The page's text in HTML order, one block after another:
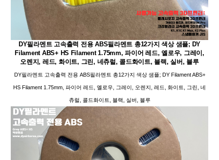
DY필라멘트 고속출력 전용 ABS필라멘트 총12가지 색상 샘플; DY
Filament ABS+ HS Filament 1.75mm, 파이어 레드, 옐로우, 그레이,
오렌지, 레드, 화이트, 그린, 네츄럴, 콜드화이트, 블랙, 실버, 블루
DY필라멘트 고속출력 전용 ABS필라멘트 총12가지 색상 샘플; DY Filament ABS+
HS Filament 1.75mm, 파이어 레드, 옐로우, 그레이, 오렌지, 레드, 화이트, 그린, 네
츄럴, 콜드화이트, 블랙, 실버, 블루